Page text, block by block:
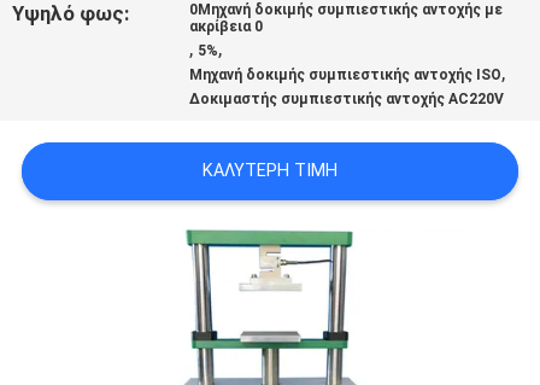
POLICY
Υψηλό φως:
0Μηχανή δοκιμής συμπιεστικής αντοχής με
ακρίβεια 0
, 5%,
Μηχανή δοκιμής συμπιεστικής αντοχής ISO,
Δοκιμαστής συμπιεστικής αντοχής AC220V
ΚΑΛΎΤΕΡΗ ΤΙΜΉ